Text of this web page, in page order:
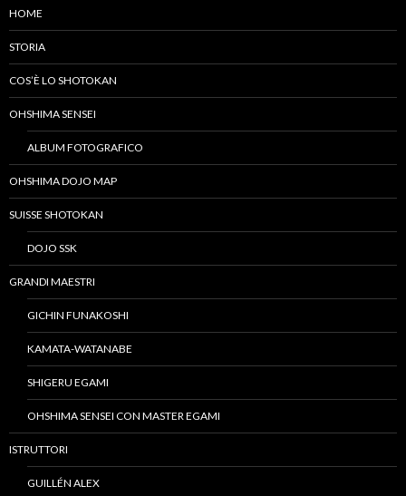
HOME
STORIA
COS’È LO SHOTOKAN
OHSHIMA SENSEI
ALBUM FOTOGRAFICO
OHSHIMA DOJO MAP
SUISSE SHOTOKAN
DOJO SSK
GRANDI MAESTRI
GICHIN FUNAKOSHI
KAMATA-WATANABE
SHIGERU EGAMI
OHSHIMA SENSEI CON MASTER EGAMI
ISTRUTTORI
GUILLÉN ALEX